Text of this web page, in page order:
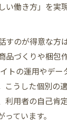
い働き方」を実
すのが得意な方
品づくりや梱包
トの運用やデー
こうした個別の
利用者の自己肯
ています。